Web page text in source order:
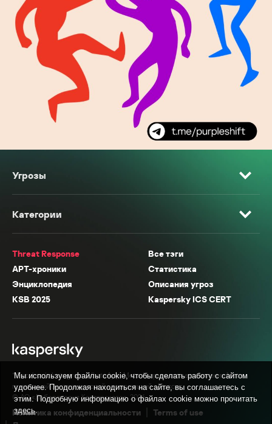
Угрозы
Категории
Threat Response
Все тэги
APT-хроники
Статистика
Энциклопедия
Описания угроз
KSB 2025
Kaspersky ICS CERT
* Facebook, Instagram, WhatsApp, Meta AI принадлежат компании Meta,
признанной экстремистской организацией в России.
© АО «Лаборатория Касперского», 2026.
Политика конфиденциальности
Terms of use
Мы используем файлы cookie, чтобы сделать работу с сайтом
удобнее. Продолжая находиться на сайте, вы соглашаетесь с
этим. Подробную информацию о файлах cookie можно прочитать
здесь.